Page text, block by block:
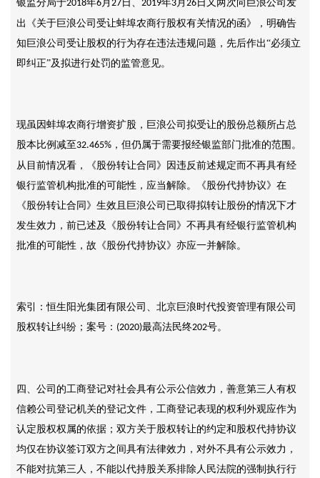
银监分局于2018年6 月 27 日、 2019年3 月 26 日又两次向巨浪公司发
出《关于巨浪公司受让蚌埠农商行股权有关情况的函》，明确告
知巨浪公司受让股权的行为存在违法违规问题，先后作出“必须立
即纠正”及拟进行处罚的监管意见。
现虽因蚌埠农商行增资扩股，巨浪公司拟受让的股份总额所占总
股本比例减至32.465% ，但仍属于需要报经银监部门批准的范围。
从目前情况看，《股份转让合同》因违反前述规定而不再具有经
银行监管机构批准的可能性，应当解除。《股份代持协议》在
《股份转让合同》生效且巨浪公司已取得拟转让股份的情况下才
发生效力，前已述及《股份转让合同》不再具有经银行监管机构
批准的可能性，故《股份代持协议》亦应一并解除。
索引：恒生阳光集团有限公司、北京巨浪时代投资管理有限公司
股权转让纠纷；案号： (2020)最高法民终202号。
四、公司的工商登记对社会具有公示公信效力，善意第三人有权
信赖公司登记机关的登记文件，工商登记表现的权利外观应作为
认定股权权属的依据；双方关于股权转让的约定和股权代持协议
均仅在协议签订双方之间具有法律效力，对外不具有公示效力，
不能对抗第三人，不能以代持股关系排除人民法院的强制执行行